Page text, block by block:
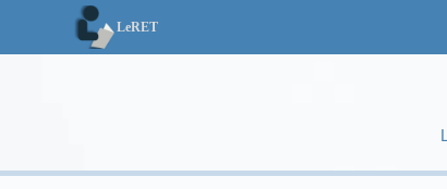
LeRET
LeRET